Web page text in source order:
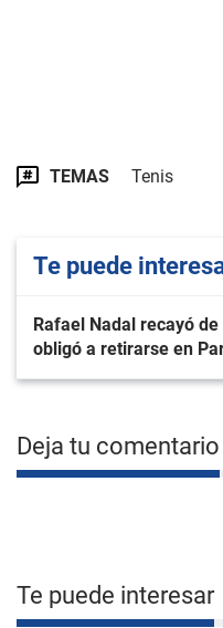
TEMAS Tenis
Te puede
Rafael Nadal recayó
obligó a retirarse en
Deja tu comentario
Te puede interesar